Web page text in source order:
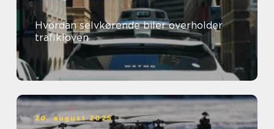
Hvordan selvkørende biler overholder
trafikloven
20. august 2025